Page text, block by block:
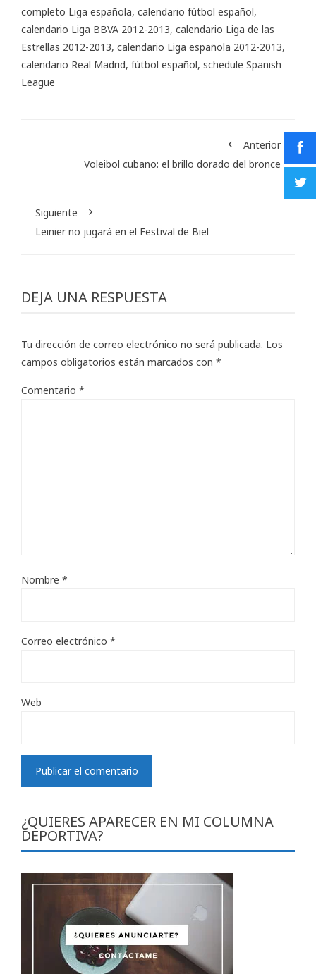
completo Liga española, calendario fútbol español,
calendario Liga BBVA 2012-2013, calendario Liga de las
Estrellas 2012-2013, calendario Liga española 2012-2013,
calendario Real Madrid, fútbol español, schedule Spanish
League
Anterior
Voleibol cubano: el brillo dorado del bronce
Siguiente
Leinier no jugará en el Festival de Biel
DEJA UNA RESPUESTA
Tu dirección de correo electrónico no será publicada. Los
campos obligatorios están marcados con *
Comentario *
Nombre *
Correo electrónico *
Web
¿QUIERES APARECER EN MI COLUMNA
DEPORTIVA?